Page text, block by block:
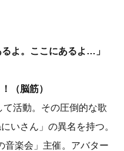
よ。ここにあるよ…」
（脳筋）
活動。その圧倒的な歌
いさん」の異名を持つ。
音楽会」主催。アバター